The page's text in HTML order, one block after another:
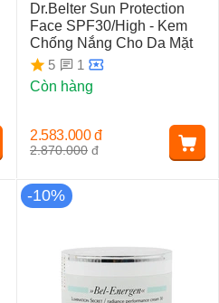
Dr.Belter Sun Protection
Face SPF30/High - Kem
Chống Nắng Cho Da Mặt
5
1
Còn hàng
2.870.000 đ
2.583.000 đ
-10%